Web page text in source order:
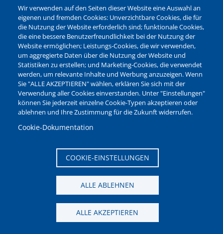
Bürgerservice
Leistungen von A-Z
Ganz ohne Termin!
Online-Serviceportal
Ideen- und Mängelmelder
Bequem Bescheid geben!
Sperrmüll?
News aus den Bereichen:
Wir verwenden auf den Seiten dieser Website eine Auswahl an
eigenen und fremden Cookies: Unverzichtbare Cookies, die für
die Nutzung der Website erforderlich sind; funktionale Cookies,
die eine bessere Benutzerfreundlichkeit bei der Nutzung der
Website ermöglichen; Leistungs-Cookies, die wir verwenden,
um aggregierte Daten über die Nutzung der Website und
Statistiken zu erstellen; und Marketing-Cookies, die verwendet
werden, um relevante Inhalte und Werbung anzuzeigen. Wenn
Sie "ALLE AKZEPTIEREN" wählen, erklären Sie sich mit der
Verwendung aller Cookies einverstanden. Unter "Einstellungen"
können Sie jederzeit einzelne Cookie-Typen akzeptieren oder
ablehnen und Ihre Zustimmung für die Zukunft widerrufen.
Cookie-Dokumentation
COOKIE-EINSTELLUNGEN
ALLE ABLEHNEN
ALLE AKZEPTIEREN